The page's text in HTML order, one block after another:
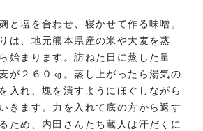
と塩を合わせ、寝かせて作る味噌。
は、地元熊本県産の米や大麦を蒸
始まります。訪ねた日に蒸した量
が２６０㎏。蒸し上がったら湯気の
入れ、塊を潰すようにほぐしながら
きます。力を入れて底の方から返す
ため、内田さんたち蔵人は汗だくに